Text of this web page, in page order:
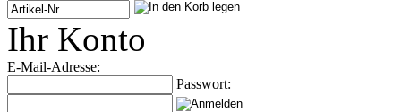
Ihr Konto
E-Mail-Adresse:
Passwort: